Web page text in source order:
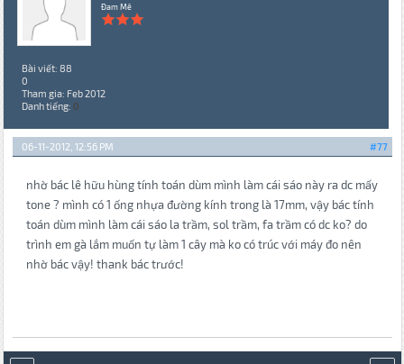
Đam Mê
Bài viết: 88
0
Tham gia: Feb 2012
Danh tiếng: 0
#77
06-11-2012, 12:56 PM
nhờ bác lê hữu hùng tính toán dùm mình làm cái sáo này ra dc mấy
tone ? mình có 1 ống nhựa đường kính trong là 17mm, vậy bác tính
toán dùm mình làm cái sáo la trầm, sol trầm, fa trầm có dc ko? do
trình em gà lắm muốn tự làm 1 cây mà ko có trúc với máy đo nên
nhờ bác vậy! thank bác trước!